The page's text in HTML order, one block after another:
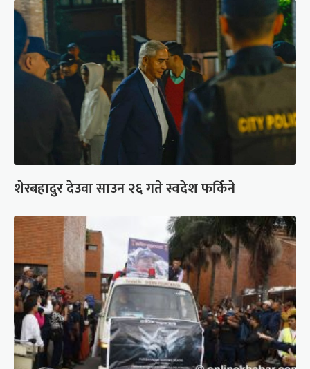
शेरबहादुर देउवा साउन २६ गते स्वदेश फर्किने